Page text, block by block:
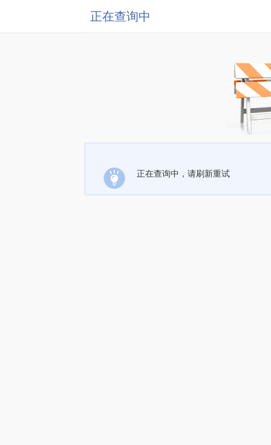
正在查询中
正在查询中，请刷新重试